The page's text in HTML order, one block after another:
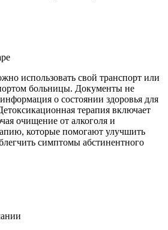
использовать свой транспорт или
больницы. Документы не
о состоянии здоровья для
терапия включает
очищение от алкоголя и
которые помогают улучшить
симптомы абстинентного